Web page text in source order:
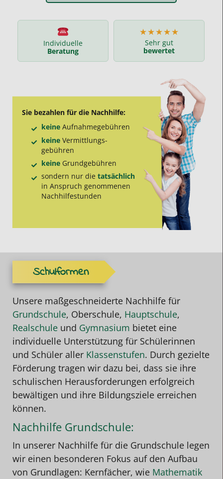
Individuelle
Beratung
★★★★★
Sehr gut
bewertet
Sie bezahlen für die Nachhilfe:
keineAufnahme­gebühren
keineVermittlungs­
gebühren
keineGrund­gebühren
sondern nur die tatsächlich
in Anspruch genommenen
Nachhilfe­stunden
Schulformen
Unsere maßgeschneiderte Nachhilfe für
Grundschule, Oberschule, Hauptschule,
Realschule und Gymnasium bietet eine
individuelle Unterstützung für Schülerinnen
und Schüler aller Klassenstufen. Durch gezielte
Förderung tragen wir dazu bei, dass sie ihre
schulischen Herausforderungen erfolgreich
bewältigen und ihre Bildungsziele erreichen
können.
Nachhilfe Grundschule:
In unserer Nachhilfe für die Grundschule legen
wir einen besonderen Fokus auf den Aufbau
von Grundlagen: Kernfächer, wie Mathematik